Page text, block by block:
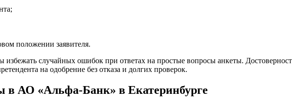
положении заявителя.
случайных ошибок при ответах на простые вопросы анкеты.
на одобрение без отказа и долгих проверок.
в АО «Альфа-Банк» в Екатеринбурге